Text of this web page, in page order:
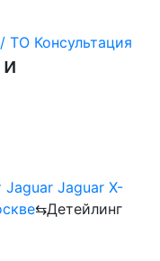
/ ТО Консультация
Jaguar Jaguar X-
⇆Детейлинг